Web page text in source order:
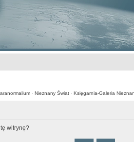
· Nieznany Świat· Księgarnia-Galeria
witrynę?